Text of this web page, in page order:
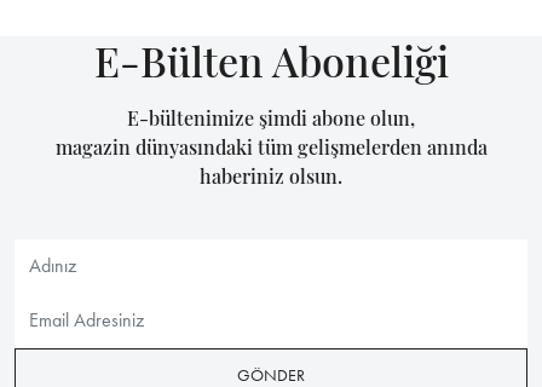
E-Bülten Aboneliği
E-bültenimize şimdi abone olun,
magazin dünyasındaki tüm gelişmelerden anında
haberiniz olsun.
GÖNDER